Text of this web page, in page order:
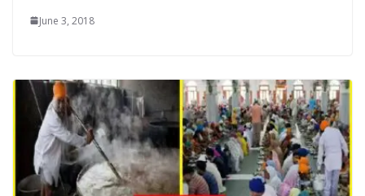
June 3, 2018